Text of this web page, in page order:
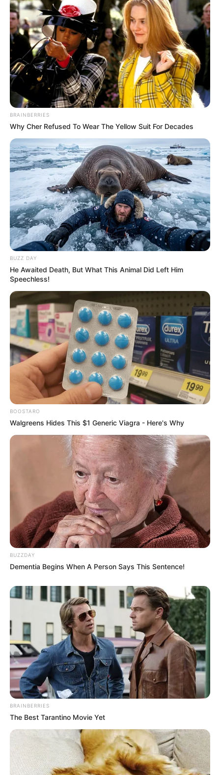
BRAINBERRIES
Why Cher Refused To Wear The Yellow Suit For Decades
BUZZ DAY
He Awaited Death, But What This Animal Did Left Him
Speechless!
BOOSTARO
Walgreens Hides This $1 Generic Viagra - Here's Why
BUZZDAY
Dementia Begins When A Person Says This Sentence!
BRAINBERRIES
The Best Tarantino Movie Yet